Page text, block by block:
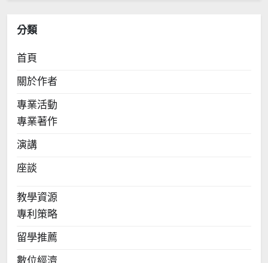
分類
首頁
關於作者
專業活動
專業著作
演講
座談
教學資源
專利策略
留學推薦